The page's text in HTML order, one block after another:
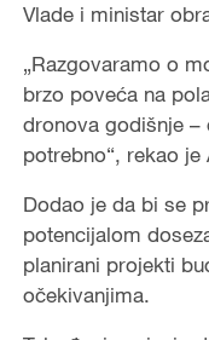
Vlade i ministar
„Razgovaramo o
brzo poveća na
dronova godišnje
potrebno“, rekao je
Dodao je da bi se
potencijalom
planirani projekti
očekivanjima.